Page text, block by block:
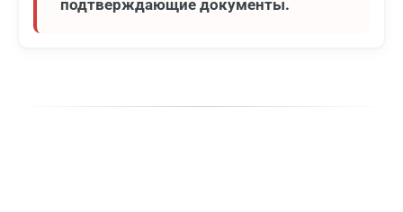
подтверждающие документы.